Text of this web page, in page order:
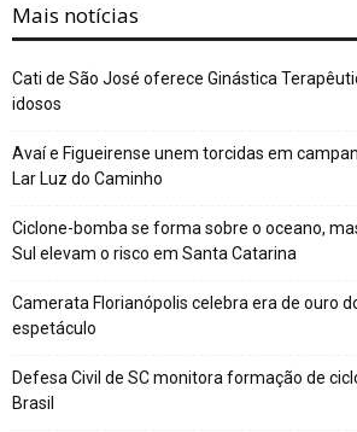
Mais notícias
Cati de São José oferece Ginástica
idosos
Avaí e Figueirense unem torcidas em
Lar Luz do Caminho
Ciclone-bomba se forma sobre o oceano,
Sul elevam o risco em Santa Catarina
Camerata Florianópolis celebra era de ouro
espetáculo
Defesa Civil de SC monitora formação de
Brasil